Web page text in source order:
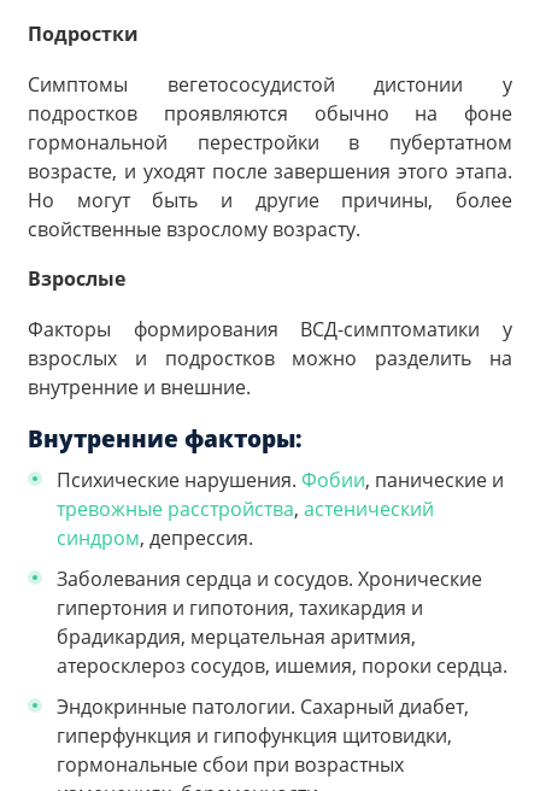
Подростки
Симптомы вегетососудистой дистонии у
подростков проявляются обычно на фоне
гормональной перестройки в пубертатном
возрасте, и уходят после завершения этого этапа.
Но могут быть и другие причины, более
свойственные взрослому возрасту.
Взрослые
Факторы формирования ВСД-симптоматики у
взрослых и подростков можно разделить на
внутренние и внешние.
Внутренние факторы:
Психические нарушения. Фобии, панические и
тревожные расстройства, астенический
синдром, депрессия.
Заболевания сердца и сосудов. Хронические
гипертония и гипотония, тахикардия и
брадикардия, мерцательная аритмия,
атеросклероз сосудов, ишемия, пороки сердца.
Эндокринные патологии. Сахарный диабет,
гиперфункция и гипофункция щитовидки,
гормональные сбои при возрастных